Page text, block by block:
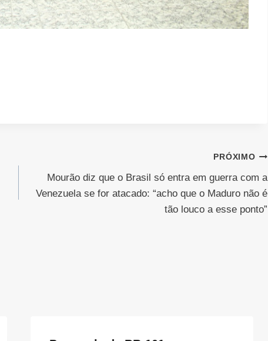
PRÓXIMO
Mourão diz que o Brasil só entra em guerra com a
Venezuela se for atacado: “acho que o Maduro não é
tão louco a esse ponto”